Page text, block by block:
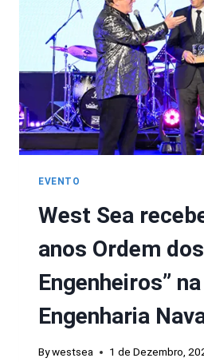
EVENTO
West Sea
anos Ordem dos
Engenheiros”
Engenharia
Bywestsea 1 de Dezembro,